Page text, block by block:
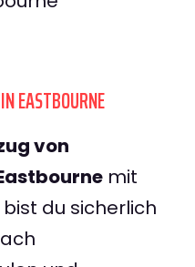
EASTBOURNE
von
mit
du sicherlich